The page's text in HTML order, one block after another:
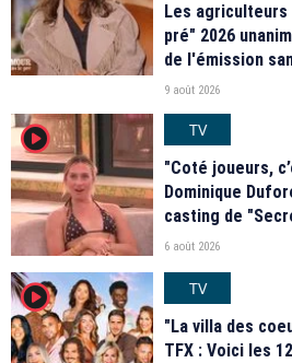
Les agriculteurs
pré" 2026
de l'émission
9 août 2026
player2
TV
"Coté joueurs,
Dominique
casting de
6 août 2026
player2
TV
"La villa des
TFX : Voici les